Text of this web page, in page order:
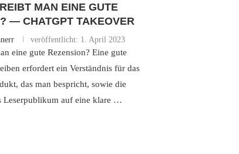
MAN EINE GUTE
— CHATGPT TAKEOVER
veröffentlicht: 1. April 2023
eine gute Rezension? Eine gute
erfordert ein Verständnis für das
das man bespricht, sowie die
Leserpublikum auf eine klare …